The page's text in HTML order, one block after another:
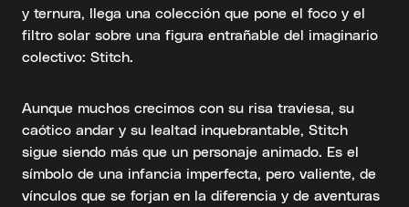
y ternura, llega una colección que pone el foco y el
filtro solar sobre una figura entrañable del imaginario
colectivo: Stitch.
Aunque muchos crecimos con su risa traviesa, su
caótico andar y su lealtad inquebrantable, Stitch
sigue siendo más que un personaje animado. Es el
símbolo de una infancia imperfecta, pero valiente, de
vínculos que se forjan en la diferencia y de aventuras